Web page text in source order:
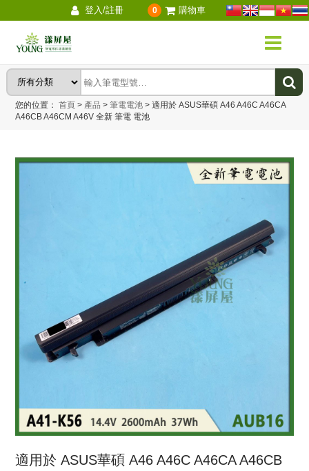
登入/註冊 0 購物車
您的位置：首頁 > 產品 > 筆電電池 > 適用於 ASUS華碩 A46 A46C A46CA
A46CB A46CM A46V 全新 筆電 電池
適用於 ASUS華碩 A46 A46C A46CA A46CB